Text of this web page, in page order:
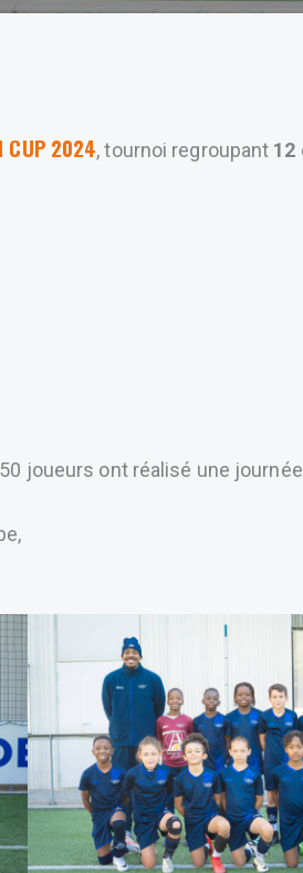
CUP 2024, tournoi regroupant 12
joueurs ont réalisé une